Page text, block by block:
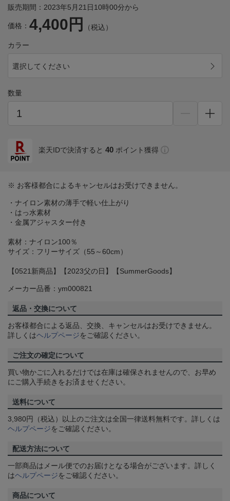
販売期間：2023年5月21日10時00分から
価格： 4,400円 （税込）
カラー
選択してください
数量
楽天IDで決済すると 40 ポイント獲得
※ お客様都合によるキャンセルはお受けできません。
・ナイロン素材の薄手で軽い仕上がり
・はっ水素材
・金属アジャスター付き
素材：ナイロン100％
サイズ：フリーサイズ（55～60cm）
【0521新商品】【2023父の日】【SummerGoods】
メーカー品番：ym000821
返品・交換について
お客様都合による返品、交換、キャンセルはお受けできません。
詳しくはヘルプページをご確認ください。
ご注文の確定について
買い物かごに入れるだけでは在庫は確保されませんので、お早め
にご購入手続きをお済ませください。
送料について
3,980円（税込）以上のご注文は全国一律送料無料です。詳しくは
ヘルプページをご確認ください。
配送方法について
一部商品はメール便でのお届けとなる場合がございます。詳しく
はヘルプページをご確認ください。
商品について